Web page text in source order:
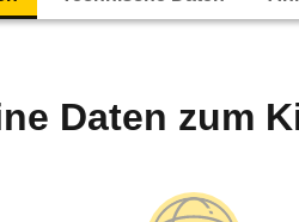
Daten zum